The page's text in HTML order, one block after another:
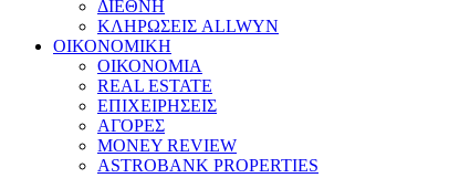
ΔΙΕΘΝΗ
ΚΛΗΡΩΣΕΙΣ ALLWYN
ΟΙΚΟΝΟΜΙΚΗ
ΟΙΚΟΝΟΜΙΑ
REAL ESTATE
ΕΠΙΧΕΙΡΗΣΕΙΣ
ΑΓΟΡΕΣ
MONEY REVIEW
ASTROBANK PROPERTIES